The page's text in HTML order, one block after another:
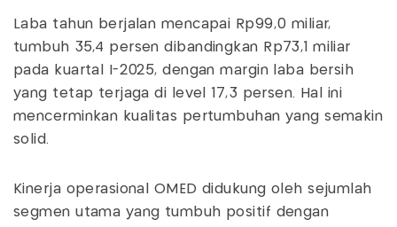
Laba tahun berjalan mencapai Rp99,0 miliar,
tumbuh 35,4 persen dibandingkan Rp73,1 miliar
pada kuartal I-2025, dengan margin laba bersih
yang tetap terjaga di level 17,3 persen. Hal ini
mencerminkan kualitas pertumbuhan yang semakin
solid.
Kinerja operasional OMED didukung oleh sejumlah
segmen utama yang tumbuh positif dengan